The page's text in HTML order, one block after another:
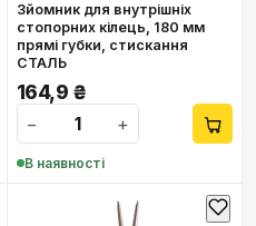
Зйомник для внутрішніх
стопорних кілець, 180 мм
прямі губки, стискання
СТАЛЬ
164,9 ₴
−
+
В наявності